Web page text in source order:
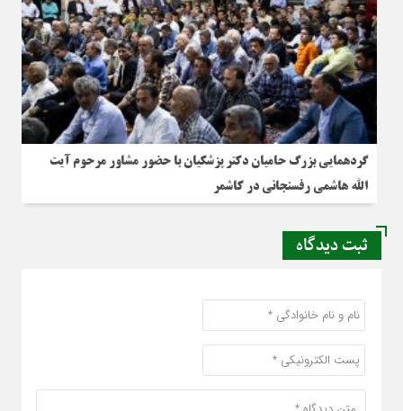
گردهمایی بزرگ حامیان دکتر پزشکیان با حضور مشاور مرحوم آیت
الله هاشمی رفسنجانی در کاشمر
ثبت دیدگاه